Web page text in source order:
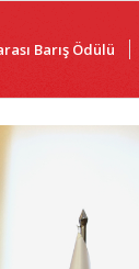
Barış Ödülü